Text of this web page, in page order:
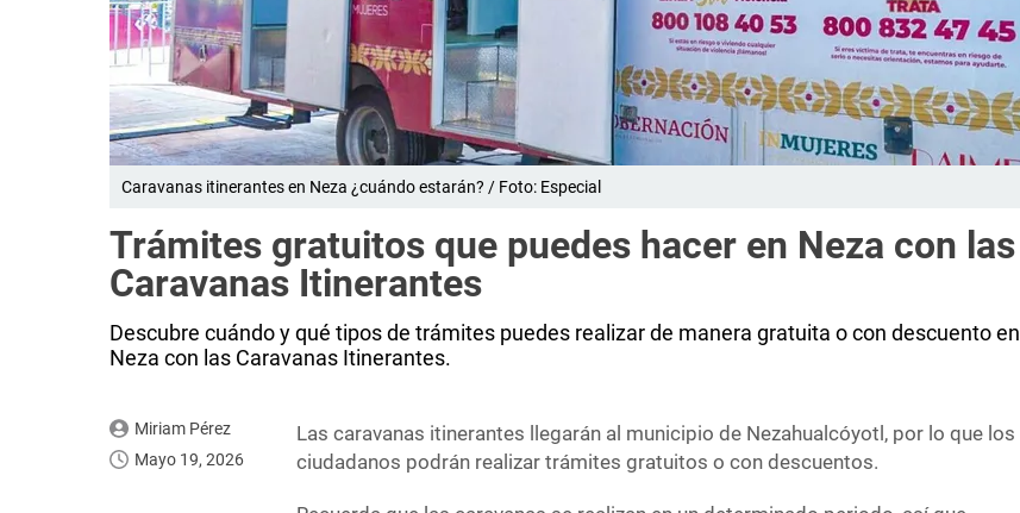
Caravanas itinerantes en Neza ¿cuándo estarán? / Foto: Especial
Trámites gratuitos que puedes hacer en Neza con las
Caravanas Itinerantes
Descubre cuándo y qué tipos de trámites puedes realizar de manera gratuita o con descuento en
Neza con las Caravanas Itinerantes.
Miriam Pérez
Mayo 19, 2026
Las caravanas itinerantes llegarán al municipio de Nezahualcóyotl, por lo que los
ciudadanos podrán realizar trámites gratuitos o con descuentos.